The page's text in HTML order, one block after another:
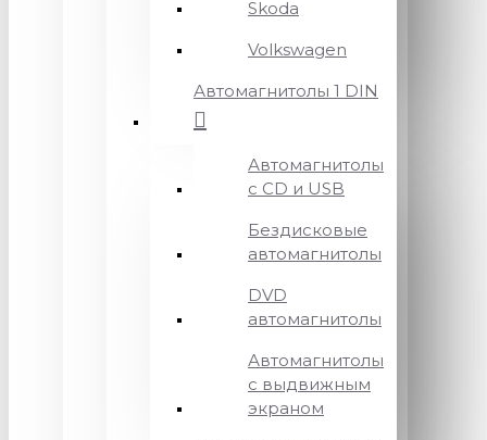
Skoda
Volkswagen
Автомагнитолы 1 DIN
Автомагнитолы
с CD и USB
Бездисковые
автомагнитолы
DVD
автомагнитолы
Автомагнитолы
с выдвижным
экраном